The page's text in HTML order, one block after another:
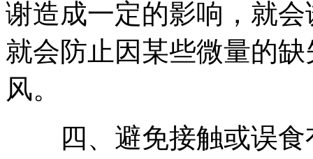
谢造成一定的影响，就
就会防止因某些微量的
风。
四、避免接触或误食